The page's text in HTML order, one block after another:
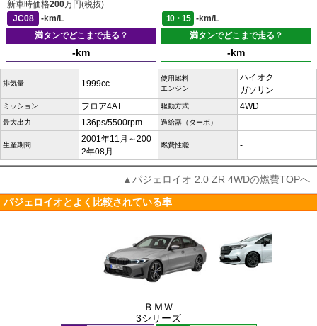
新車時価格200万円(税抜)
JC08
-km/L 10・15
-km/L
満タンでどこまで走る？
-km
満タンでどこまで走る？
-km
排気量 1999cc
使用燃料
エンジン
ハイオク
ガソリン
ミッション フロア4AT 駆動方式 4WD
最大出力 136ps/5500rpm 過給器（ターボ） -
生産期間
2001年11月～200
2年08月
燃費性能 -
▲パジェロイオ 2.0 ZR 4WDの燃費TOPへ
パジェロイオとよく比較されている車
ＢＭＷ
3シリーズ